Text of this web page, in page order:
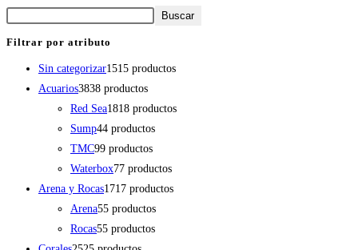
Buscar
Filtrar por atributo
Sin categorizar1515 productos
Acuarios3838 productos
Red Sea1818 productos
Sump44 productos
TMC99 productos
Waterbox77 productos
Arena y Rocas1717 productos
Arena55 productos
Rocas55 productos